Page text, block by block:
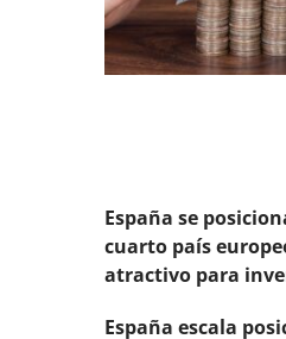
España se
cuarto país
atractivo para
España escala